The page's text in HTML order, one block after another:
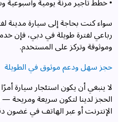
سواء كنت بحاجة إلى سيارة مدينة
رباعي لفترة طويلة في دبي، فإن
وموثوقة وتركز على المستخدم.
حجز سهل ودعم موثوق في الطويلة
لا ينبغي أن يكون استئجار سيارة
الحجز لدينا لتكون سريعة ومريحة
الإنترنت أو عبر الهاتف في غضون